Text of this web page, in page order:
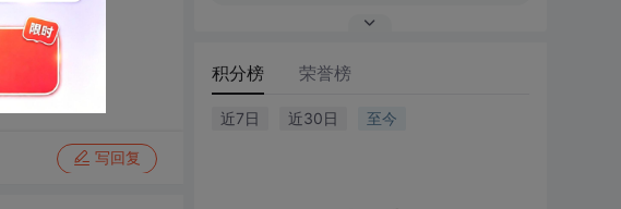
写回复
积分榜 荣誉榜
近7日 近30日 至今